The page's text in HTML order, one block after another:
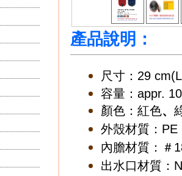
產品說明：
尺寸： 29
容量： appr.
顏色：紅色、
外殼材質：
內膽材質：＃
出水口材質：